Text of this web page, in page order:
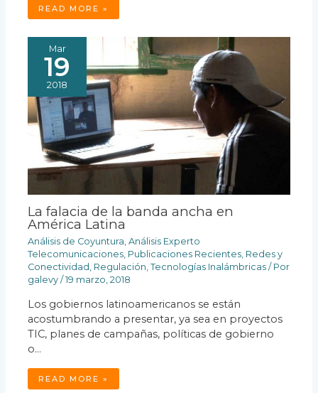
READ MORE »
Mar
19
2018
La falacia de la banda ancha en
América Latina
Análisis de Coyuntura,Análisis Experto
Telecomunicaciones, Publicaciones Recientes, Redes y
Conectividad , Regulación,Tecnologías Inalámbricas / Por
galevy/19 marzo, 2018
Los gobiernos latinoamericanos se están
acostumbrando a presentar, ya sea en proyectos
TIC, planes de campañas, políticas de gobierno
o…
READ MORE »